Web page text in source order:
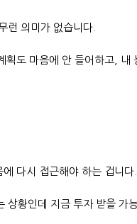
런 의미가 없습니다.
도 마음에 안 들어하고,
다시 접근해야 하는 겁니다.
황인데 지금 투자 받을 가